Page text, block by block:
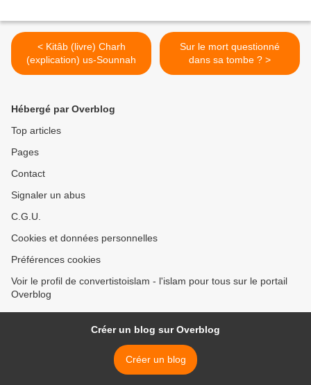
< Kitâb (livre) Charh
(explication) us-Sounnah
Sur le mort questionné
dans sa tombe ? >
Hébergé par Overblog
Top articles
Pages
Contact
Signaler un abus
C.G.U.
Cookies et données personnelles
Préférences cookies
Voir le profil de convertistoislam - l'islam pour tous sur le portail
Overblog
Créer un blog sur Overblog
Créer un blog